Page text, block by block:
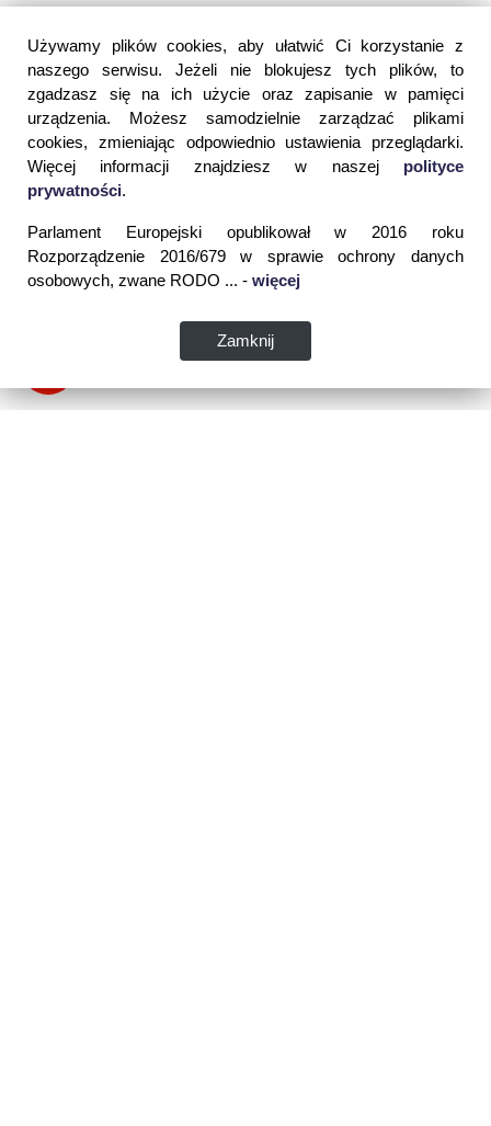
Używamy plików cookies, aby ułatwić Ci korzystanie z
naszego serwisu. Jeżeli nie blokujesz tych plików, to
zgadzasz się na ich użycie oraz zapisanie w pamięci
urządzenia. Możesz samodzielnie zarządzać plikami
cookies, zmieniając odpowiednio ustawienia przeglądarki.
Więcej informacji znajdziesz w naszej polityce
prywatności.
Parlament Europejski opublikował w 2016 roku
Rozporządzenie 2016/679 w sprawie ochrony danych
osobowych, zwane RODO ... - więcej
Zamknij